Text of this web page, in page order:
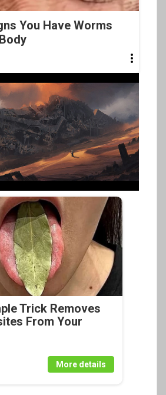
You Have Worms
Trick Removes
From Your
More details